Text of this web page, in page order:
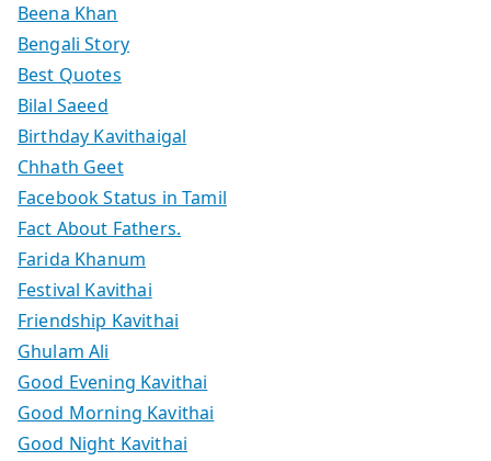
Beena Khan
Bengali Story
Best Quotes
Bilal Saeed
Birthday Kavithaigal
Chhath Geet
Facebook Status in Tamil
Fact About Fathers.
Farida Khanum
Festival Kavithai
Friendship Kavithai
Ghulam Ali
Good Evening Kavithai
Good Morning Kavithai
Good Night Kavithai